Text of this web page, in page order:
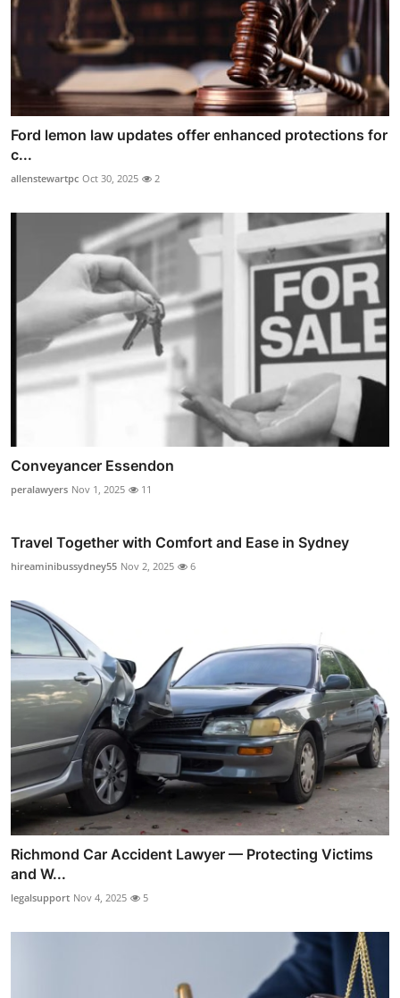
Ford lemon law updates offer enhanced protections for
c...
allenstewartpc Oct 30, 2025 2
Conveyancer Essendon
peralawyers Nov 1, 2025 11
Travel Together with Comfort and Ease in Sydney
hireaminibussydney55 Nov 2, 2025 6
Richmond Car Accident Lawyer — Protecting Victims
and W...
legalsupport Nov 4, 2025 5